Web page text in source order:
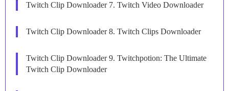
Twitch Clip Downloader 7. Twitch Video Downloader
Twitch Clip Downloader 8. Twitch Clips Downloader
Twitch Clip Downloader 9. Twitchpotion: The Ultimate
Twitch Clip Downloader